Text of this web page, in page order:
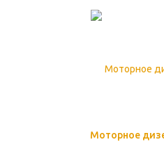
Моторное